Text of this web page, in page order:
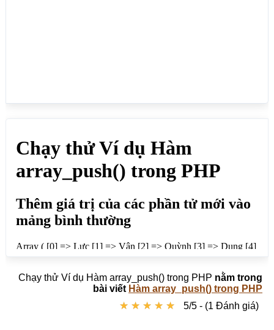
// Thêm phần tử có giá trị số
array_push($manglkgoc, 100,200);
print_r($manglkgoc);
?>
</body>
</html>
Chạy thử Ví dụ Hàm array_push() trong PHP nằm trong
bài viết Hàm array_push() trong PHP
★ ★ ★ ★ ★
★ ★ ★ ★ ★ 5/5 - (1 Đánh giá)